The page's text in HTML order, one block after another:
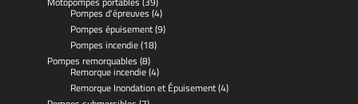
Pompes d'épreuves (4)
Pompes épuisement(9)
Pompes incendie(18)
Pompes remorquables (8)
Remorque incendie(4)
Remorque Inondation et Épuisement(4)